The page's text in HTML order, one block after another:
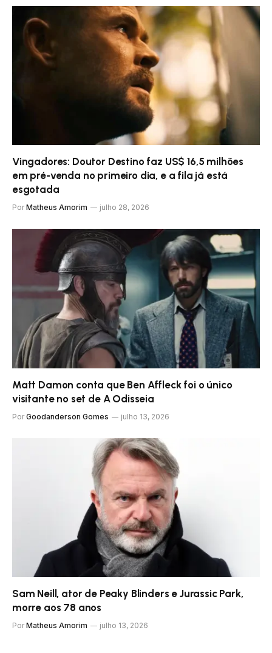
Vingadores: Doutor Destino faz US$ 16,5 milhões
em pré-venda no primeiro dia, e a fila já está
esgotada
Por Matheus Amorim julho 28, 2026
Matt Damon conta que Ben Affleck foi o único
visitante no set de A Odisseia
Por Goodanderson Gomes julho 13, 2026
Sam Neill, ator de Peaky Blinders e Jurassic Park,
morre aos 78 anos
Por Matheus Amorim julho 13, 2026